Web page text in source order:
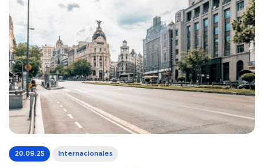
20.09.25 Internacionales